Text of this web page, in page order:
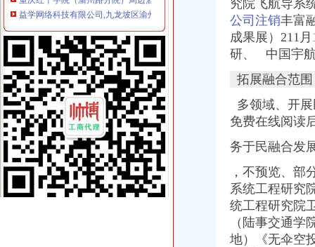
重庆会计代账:公司发票有哪些作用?_cqmaiji_新浪博客
绵车险核保标准岗招聘|绵车险核保标准岗职位信息汇总|车险核保
全市公司注册、会计代账、公司变更、一般纳税人申请-重庆58同城
3名干部到茶馆牌被内处分|风廉政建设|不作为慢作为作为_新
重庆专卖店美容招聘|重庆专卖店美容职位信息汇总|专卖店美容重庆招
九龙坡渝州路街道造重庆夜市新名片还原山城格和美食_国内_新
九龙坡渝州路街道造重庆夜市新名片还原山城格和美食_大陆_国
值得纪念的网页
17号需要化妆师1名_重庆市九龙坡石桥铺渝州路19号_500元/天-兼职猫
【渝州路包包,渝州路皮鞋,渝州路时尚皮包】-今题网名牌皮包信息
物业失职及商铺影响我家庭生活_重庆市公开信箱
【多图】华宇名都城,石桥铺租房,九龙坡渝州路精装两房出租紧邻1
至六核E5戴尔R730服务器报元_网易数码
<重庆-成都双飞5日游>双城记,渝进川出,高端酒店0购物,重庆夜
苹果ProMD975ZP/A只要_本本之家促销信息_太平洋电脑网IT商城
3名干部到茶馆牌被内处分|风廉政建设|不作为慢作为作为_新
究院飞航导系
公司注销丰富
成果展）211
研、 中国宇
拓展融合范
多领域、开
免费在线阅读
务于民融合发
，不预览、部
系统工程研究
统工程研究院
（陆事交通
地）《无伞空